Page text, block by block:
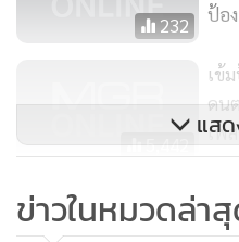
232
ป้อ
5,442
เข้
ดน
เฟ
แส
ข่าวในหมวดล่า